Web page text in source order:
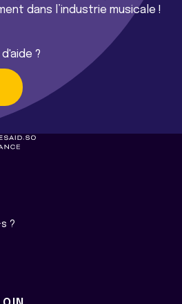
dans l’industrie musicale !
?
?